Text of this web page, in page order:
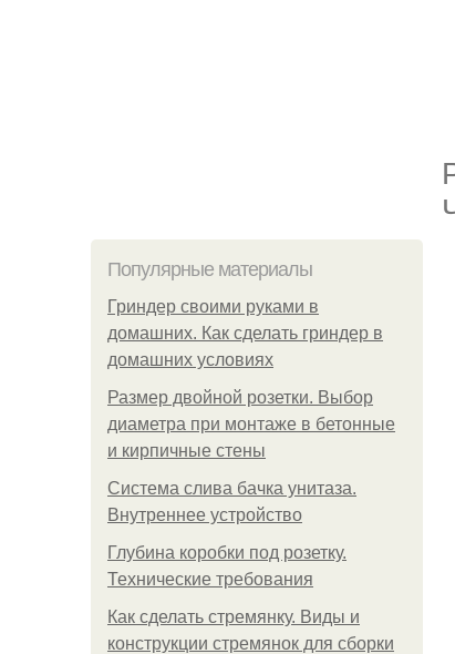
Популярные материалы
Гриндер своими руками в
домашних. Как сделать гриндер в
домашних условиях
Размер двойной розетки. Выбор
диаметра при монтаже в бетонные
и кирпичные стены
Система слива бачка унитаза.
Внутреннее устройство
Глубина коробки под розетку.
Технические требования
Как сделать стремянку. Виды и
конструкции стремянок для сборки